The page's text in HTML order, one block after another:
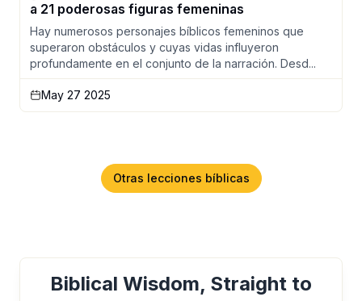
a 21 poderosas figuras femeninas
Hay numerosos personajes bíblicos femeninos que
superaron obstáculos y cuyas vidas influyeron
profundamente en el conjunto de la narración. Desd...
May 27 2025
Otras lecciones bíblicas
Biblical Wisdom, Straight to